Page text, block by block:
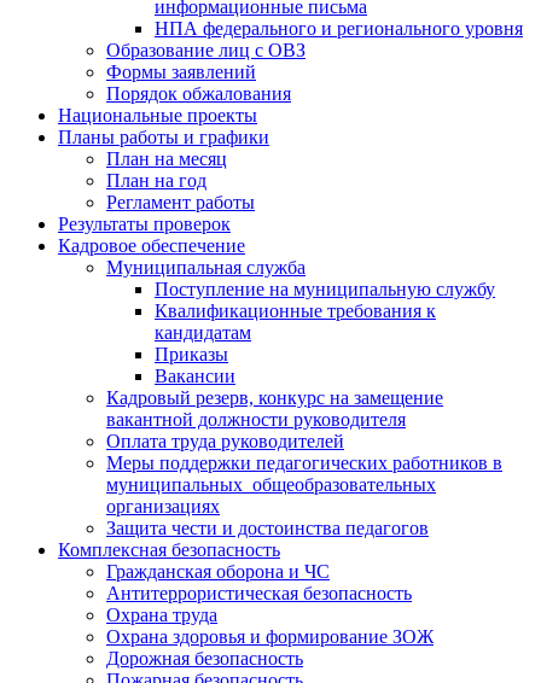
информационные письма
НПА федерального и регионального уровня
Образование лиц с ОВЗ
Формы заявлений
Порядок обжалования
Национальные проекты
Планы работы и графики
План на месяц
План на год
Регламент работы
Результаты проверок
Кадровое обеспечение
Муниципальная служба
Поступление на муниципальную службу
Квалификационные требования к
кандидатам
Приказы
Вакансии
Кадровый резерв, конкурс на замещение
вакантной должности руководителя
Оплата труда руководителей
Меры поддержки педагогических работников в
муниципальных общеобразовательных
организациях
Защита чести и достоинства педагогов
Комплексная безопасность
Гражданская оборона и ЧС
Антитеррористическая безопасность
Охрана труда
Охрана здоровья и формирование ЗОЖ
Дорожная безопасность